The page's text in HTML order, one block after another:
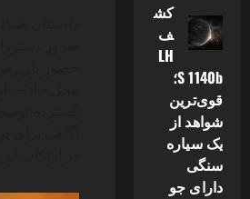
کش
ف
LH
S 1140b؛
قوی‌ترین
شواهد از
یک سیاره
سنگی
دارای جو